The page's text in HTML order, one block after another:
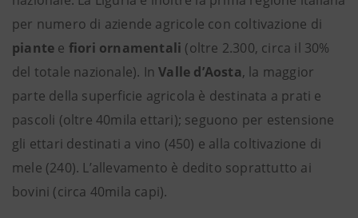
per numero di aziende agricole con coltivazione di
piante e fiori ornamentali (oltre 2.300, circa il 30%
del totale nazionale). InValle d’Aosta, la maggior
parte della superficie agricola è destinata a prati e
pascoli (oltre 40mila ettari); seguono per estensione
gli ettari destinati a vino (450) e alla coltivazione di
mele (240). L’allevamento è dedito soprattutto ai
bovini (circa 40mila capi).